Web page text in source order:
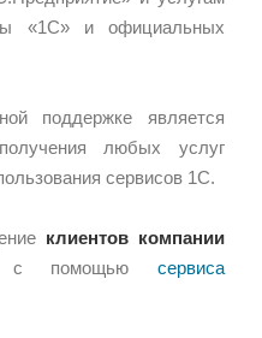
«1С» и официальных
поддержке является
любых услуг
сервисов 1С.
клиентов компании
с помощью сервиса